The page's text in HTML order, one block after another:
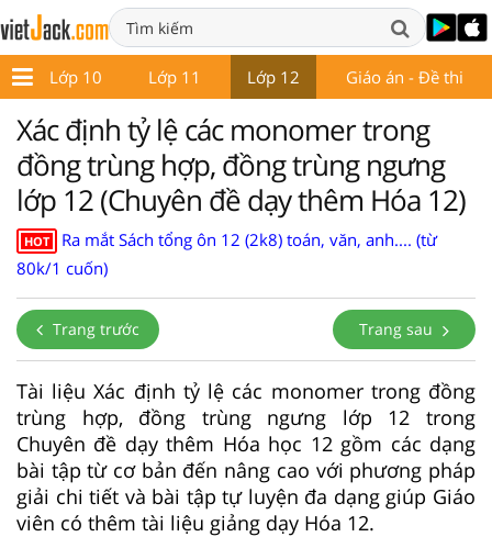
Lớp 10 Lớp 11 Lớp 12 Giáo án - Đề thi
Xác định tỷ lệ các monomer trong
đồng trùng hợp, đồng trùng ngưng
lớp 12 (Chuyên đề dạy thêm Hóa 12)
HOT
Ra mắt Sách tổng ôn 12 (2k8) toán, văn, anh.... (từ
80k/1 cuốn)
Trang trước Trang sau
Tài liệu Xác định tỷ lệ các monomer trong đồng
trùng hợp, đồng trùng ngưng lớp 12 trong
Chuyên đề dạy thêm Hóa học 12 gồm các dạng
bài tập từ cơ bản đến nâng cao với phương pháp
giải chi tiết và bài tập tự luyện đa dạng giúp Giáo
viên có thêm tài liệu giảng dạy Hóa 12.